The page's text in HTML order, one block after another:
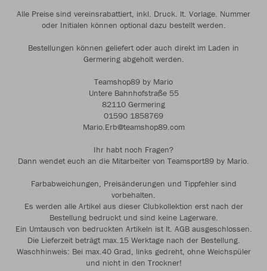
Alle Preise sind vereinsrabattiert, inkl. Druck. lt. Vorlage. Nummer
oder Initialen können optional dazu bestellt werden.
Bestellungen können geliefert oder auch direkt im Laden in
Germering abgeholt werden.
Teamshop89 by Mario
Untere Bahnhofstraße 55
82110 Germering
01590 1858769
Mario.Erb@teamshop89.com
Ihr habt noch Fragen?
Dann wendet euch an die Mitarbeiter von Teamsport89 by Mario.
Farbabweichungen, Preisänderungen und Tippfehler sind
vorbehalten.
Es werden alle Artikel aus dieser Clubkollektion erst nach der
Bestellung bedruckt und sind keine Lagerware.
Ein Umtausch von bedruckten Artikeln ist lt. AGB ausgeschlossen.
Die Lieferzeit beträgt max.15 Werktage nach der Bestellung.
Waschhinweis: Bei max.40 Grad, links gedreht, ohne Weichspüler
und nicht in den Trockner!